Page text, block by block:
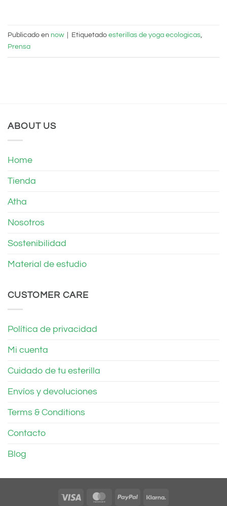
Publicado en now Etiquetado esterillas de yoga ecologicas,
Prensa
ABOUT US
Home
Tienda
Atha
Nosotros
Sostenibilidad
Material de estudio
CUSTOMER CARE
Política de privacidad
Mi cuenta
Cuidado de tu esterilla
Envíos y devoluciones
Terms & Conditions
Contacto
Blog
Visa MasterCard
PayPal